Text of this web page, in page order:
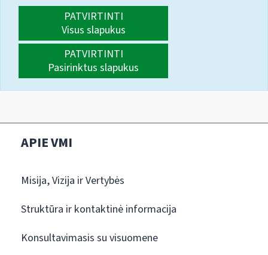
PATVIRTINTI
Visus slapukus
PATVIRTINTI
Pasirinktus slapukus
APIE VMI
Misija, Vizija ir Vertybės
Struktūra ir kontaktinė informacija
Konsultavimasis su visuomene